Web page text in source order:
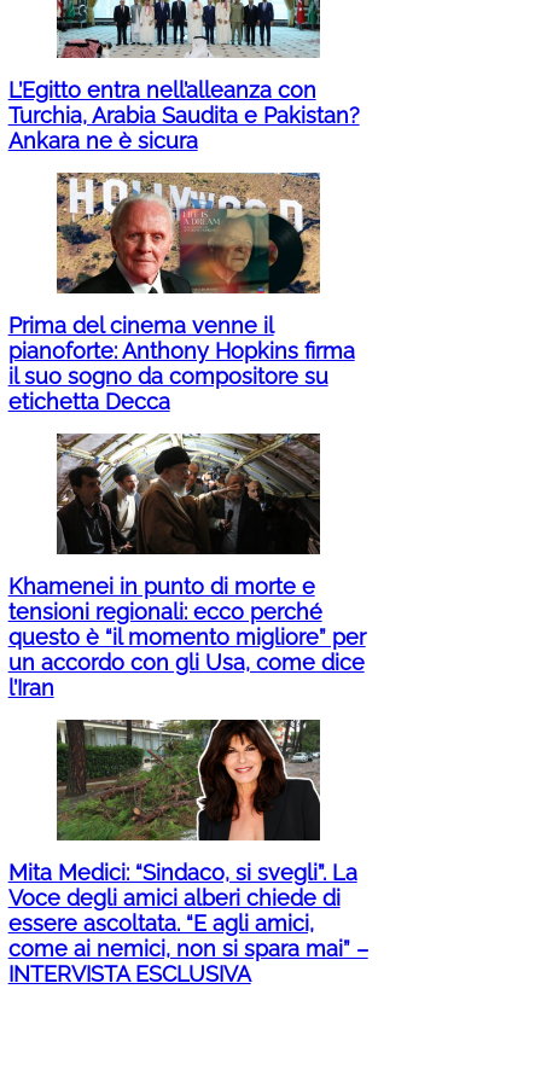
L’Egitto entra nell’alleanza con
Turchia, Arabia Saudita e Pakistan?
Ankara ne è sicura
Prima del cinema venne il
pianoforte: Anthony Hopkins firma
il suo sogno da compositore su
etichetta Decca
Khamenei in punto di morte e
tensioni regionali: ecco perché
questo è “il momento migliore” per
un accordo con gli Usa, come dice
l’Iran
Mita Medici: “Sindaco, si svegli”. La
Voce degli amici alberi chiede di
essere ascoltata. “E agli amici,
come ai nemici, non si spara mai” –
INTERVISTA ESCLUSIVA